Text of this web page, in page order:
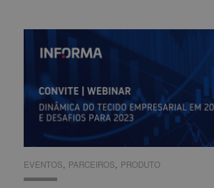
EVENTOS, PARCEIROS, PRODUTO
EVENTOS PARCEIROS PRODUTO